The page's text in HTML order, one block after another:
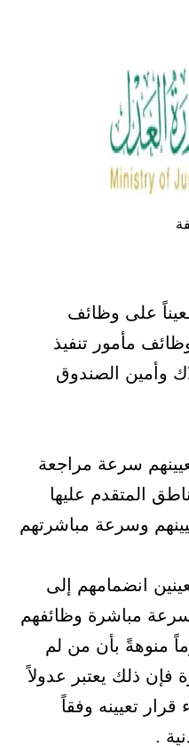
العدل (747) معيناً على وظائف
مأمور تنفيذ
وأمين الصندوق
سرعة مراجعة
المتقدم عليها
وسرعة مباشرتهم
انضمامهم إلى
مباشرة وظائفهم
منوهةً بأن من لم
فإن ذلك يعتبر عدولاً
قرار تعيينه وفقاً
.